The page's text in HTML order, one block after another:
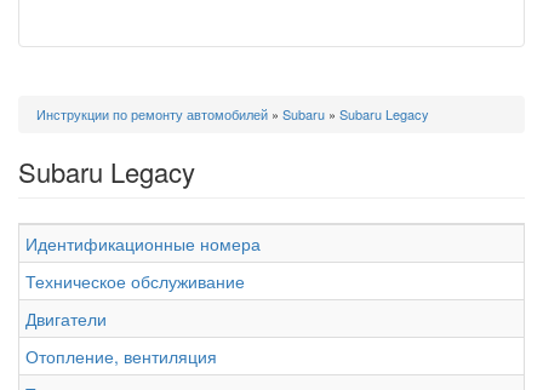
Вы
Инструкции по ремонту автомобилей » Subaru » Subaru Legacy
Subaru Legacy
Идентификационные номера
Техническое обслуживание
Двигатели
Отопление, вентиляция